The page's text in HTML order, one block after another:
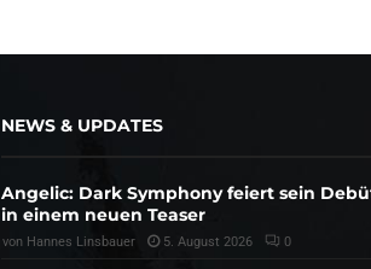
NEWS & UPDATES
Angelic: Dark Symphony feiert sein
in einem neuen Teaser
von Hannes Linsbauer 5. August 2026 0